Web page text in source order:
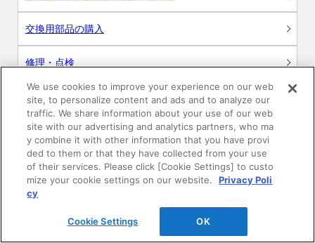
交換用部品の購入
修理・点検
お問い合わせ
ログイン
建築・設計関係者様向けサイト
ユーザー登録サービス
WEB見積システム
We use cookies to improve your experience on our web
site, to personalize content and ads and to analyze our
traffic. We share information about your use of our web
site with our advertising and analytics partners, who ma
y combine it with other information that you have provi
ded to them or that they have collected from your use
of their services. Please click [Cookie Settings] to custo
mize your cookie settings on our website.
Privacy Poli
cy
Cookie Settings OK